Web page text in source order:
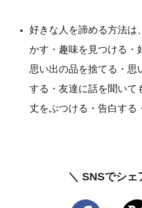
好きな人を諦める方法は
かす・趣味を見つける・
思い出の品を捨てる・思
する・友達に話を聞いて
丈をぶつける・告白する
＼ SNSでシェ